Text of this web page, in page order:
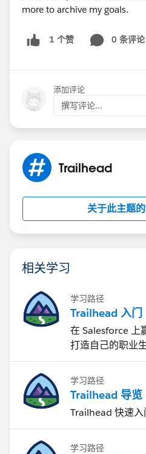
1 个赞 0 条评论
添加评论
撰写评论...
Trailhead
关于此主题
相关学习
学习路径
Trailhead 入门
在 Salesforce 上
打造自己的职业生
学习路径
Trailhead 导览
Trailhead 快速入
学习路径